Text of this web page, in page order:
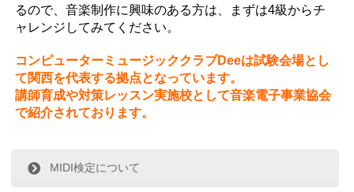
るので、音楽制作に興味のある方は、まずは4級からチ
ャレンジしてみてください。
コンピューターミュージッククラブDeeは試験会場とし
て関西を代表する拠点となっています。
講師育成や対策レッスン実施校として音楽電子事業協会
で紹介されております。
MIDI検定について